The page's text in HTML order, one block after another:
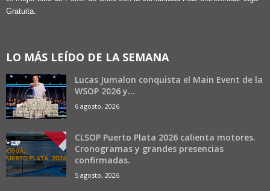
Gratuita.
LO MÁS LEÍDO DE LA SEMANA
Lucas Jumalon conquista el Main Event de la
WSOP 2026 y...
6 agosto, 2026
CLSOP Puerto Plata 2026 calienta motores.
Cronogramas y grandes presencias
confirmadas.
5 agosto, 2026